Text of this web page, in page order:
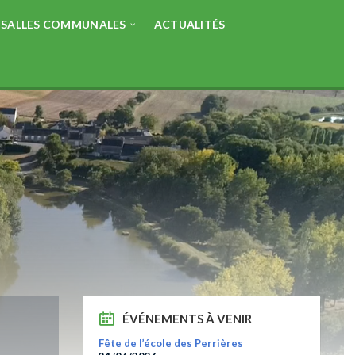
SALLES COMMUNALES ACTUALITÉS
ÉVÉNEMENTS À VENIR
Fête de l’école des Perrières